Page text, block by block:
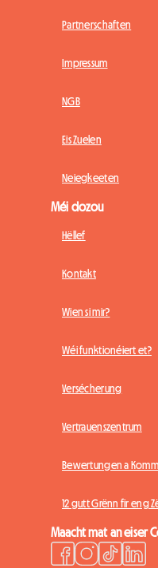
Partnerschaften
Impressum
NGB
Eis Zuelen
Neiegkeeten
Méi dozou
Hëllef
Kontakt
Wien si mir?
Wéi funktionéiert et?
Versécherung
Vertrauenszentrum
Bewertungen a
12 gutt Grënn fir eng
Maacht mat an eiser